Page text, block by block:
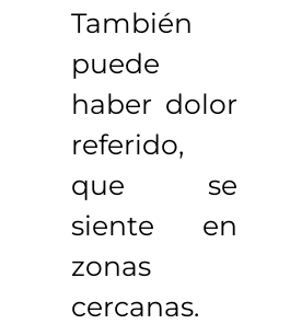
También
puede
haber dolor
referido,
que se
siente en
zonas
cercanas.